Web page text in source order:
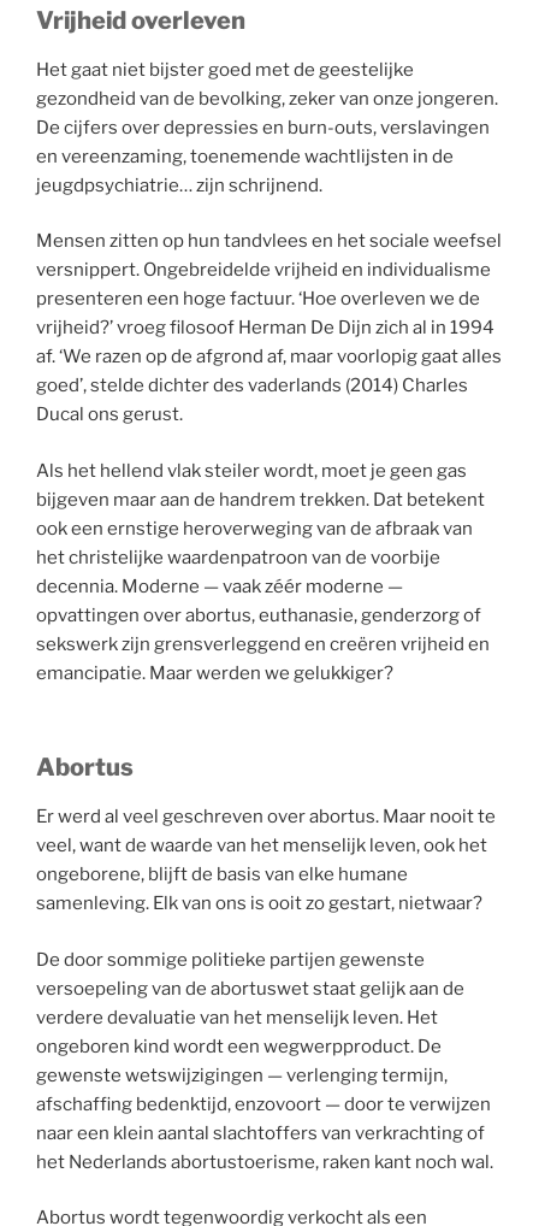
Vrijheid overleven
Het gaat niet bijster goed met de geestelijke
gezondheid van de bevolking, zeker van onze jongeren.
De cijfers over depressies en burn-outs, verslavingen
en vereenzaming, toenemende wachtlijsten in de
jeugdpsychiatrie… zijn schrijnend.
Mensen zitten op hun tandvlees en het sociale weefsel
versnippert. Ongebreidelde vrijheid en individualisme
presenteren een hoge factuur. ‘Hoe overleven we de
vrijheid?’ vroeg filosoof Herman De Dijn zich al in 1994
af. ‘We razen op de afgrond af, maar voorlopig gaat alles
goed’, stelde dichter des vaderlands (2014) Charles
Ducal ons gerust.
Als het hellend vlak steiler wordt, moet je geen gas
bijgeven maar aan de handrem trekken. Dat betekent
ook een ernstige heroverweging van de afbraak van
het christelijke waardenpatroon van de voorbije
decennia. Moderne — vaak zéér moderne —
opvattingen over abortus, euthanasie, genderzorg of
sekswerk zijn grensverleggend en creëren vrijheid en
emancipatie. Maar werden we gelukkiger?
Abortus
Er werd al veel geschreven over abortus. Maar nooit te
veel, want de waarde van het menselijk leven, ook het
ongeborene, blijft de basis van elke humane
samenleving. Elk van ons is ooit zo gestart, nietwaar?
De door sommige politieke partijen gewenste
versoepeling van de abortuswet staat gelijk aan de
verdere devaluatie van het menselijk leven. Het
ongeboren kind wordt een wegwerpproduct. De
gewenste wetswijzigingen — verlenging termijn,
afschaffing bedenktijd, enzovoort — door te verwijzen
naar een klein aantal slachtoffers van verkrachting of
het Nederlands abortustoerisme, raken kant noch wal.
Abortus wordt tegenwoordig verkocht als een